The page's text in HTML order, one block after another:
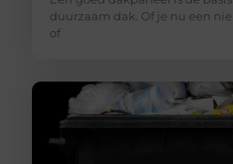
duurzaam dak. Of je nu een
of